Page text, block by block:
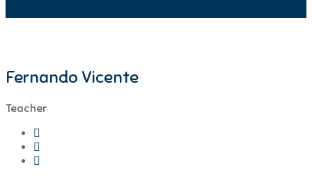
Fernando Vicente
Teacher